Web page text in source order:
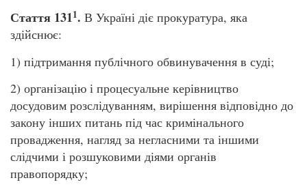
Стаття 1311. В Україні діє прокуратура, яка
здійснює:
1) підтримання публічного обвинувачення в суді;
2) організацію і процесуальне керівництво
досудовим розслідуванням, вирішення відповідно до
закону інших питань під час кримінального
провадження, нагляд за негласними та іншими
слідчими і розшуковими діями органів
правопорядку;